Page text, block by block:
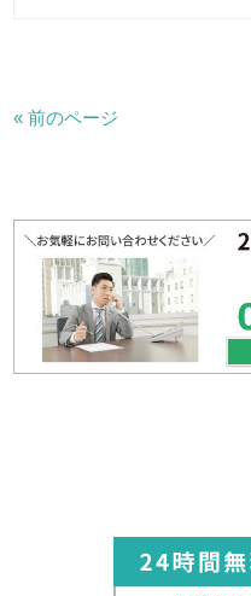
« 前のページ